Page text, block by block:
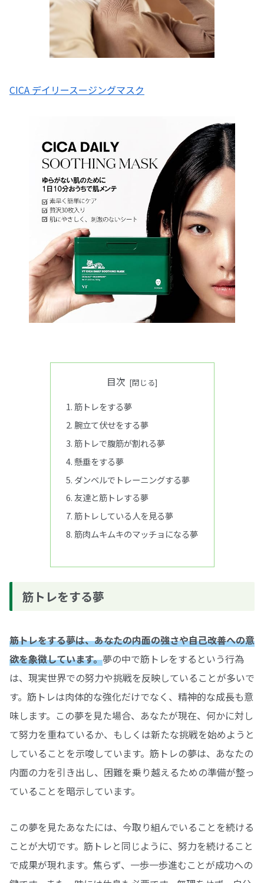
CICA デイリースージングマスク
目次
筋トレをする夢
腕立て伏せをする夢
筋トレで腹筋が割れる夢
懸垂をする夢
ダンベルでトレーニングする夢
友達と筋トレする夢
筋トレしている人を見る夢
筋肉ムキムキのマッチョになる夢
筋トレをする夢
筋トレをする夢は、あなたの内面の強さや自己改善への意
欲を象徴しています。夢の中で筋トレをするという行為
は、現実世界での努力や挑戦を反映していることが多いで
す。筋トレは肉体的な強化だけでなく、精神的な成長も意
味します。この夢を見た場合、あなたが現在、何かに対し
て努力を重ねているか、もしくは新たな挑戦を始めようと
していることを示唆しています。筋トレの夢は、あなたの
内面の力を引き出し、困難を乗り越えるための準備が整っ
ていることを暗示しています。
この夢を見たあなたには、今取り組んでいることを続ける
ことが大切です。筋トレと同じように、努力を続けること
で成果が現れます。焦らず、一歩一歩進むことが成功への